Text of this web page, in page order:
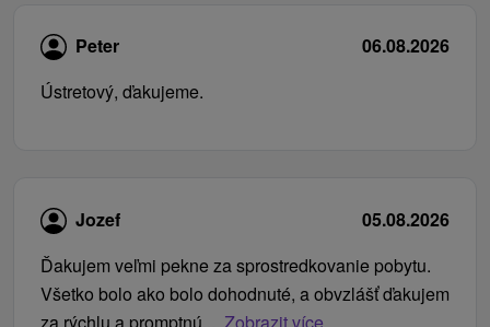
Peter
06.08.2026
Ústretový, ďakujeme.
Jozef
05.08.2026
Ďakujem veľmi pekne za sprostredkovanie pobytu.
Všetko bolo ako bolo dohodnuté, a obvzlášť ďakujem